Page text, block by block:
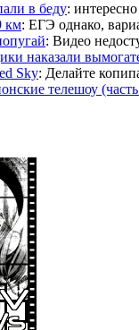
в беду:
км: ЕГЭ однако,
: Видео
наказали
Sky: Делайте
телешоу